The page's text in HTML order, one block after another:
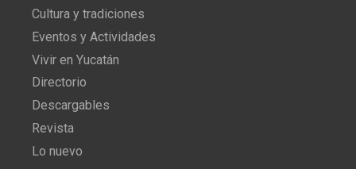
Cultura y tradiciones
Eventos y Actividades
Vivir en Yucatán
Directorio
Descargables
Revista
Lo nuevo